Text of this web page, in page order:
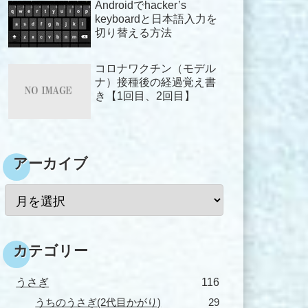
Androidでhacker’s
keyboardと日本語入力を
切り替える方法
コロナワクチン（モデル
ナ）接種後の経過覚え書
き【1回目、2回目】
アーカイブ
カテゴリー
うさぎ 116
うちのうさぎ(2代目かがり) 29